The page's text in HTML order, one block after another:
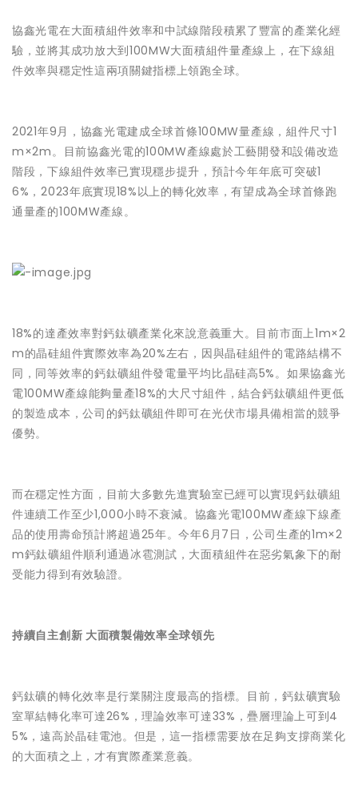
協鑫光電在大面積組件效率和中試線階段積累了豐富的產業化經
驗，並將其成功放大到100MW大面積組件量產線上，在下線組
件效率與穩定性這兩項關鍵指標上領跑全球。
2021年9月，協鑫光電建成全球首條100MW量產線，組件尺寸1
m×2m。目前協鑫光電的100MW產線處於工藝開發和設備改造
階段，下線組件效率已實現穩步提升，預計今年年底可突破1
6%，2023年底實現18%以上的轉化效率，有望成為全球首條跑
通量產的100MW產線。
18%的達產效率對鈣鈦礦產業化來說意義重大。目前市面上1m×2
m的晶硅組件實際效率為20%左右，因與晶硅組件的電路結構不
同，同等效率的鈣鈦礦組件發電量平均比晶硅高5%。如果協鑫光
電100MW產線能夠量產18%的大尺寸組件，結合鈣鈦礦組件更低
的製造成本，公司的鈣鈦礦組件即可在光伏市場具備相當的競爭
優勢。
而在穩定性方面，目前大多數先進實驗室已經可以實現鈣鈦礦組
件連續工作至少1,000小時不衰減。協鑫光電100MW產線下線產
品的使用壽命預計將超過25年。今年6月7日，公司生產的1m×2
m鈣鈦礦組件順利通過冰雹測試，大面積組件在惡劣氣象下的耐
受能力得到有效驗證。
持續自主創新 大面積製備效率全球領先
鈣鈦礦的轉化效率是行業關注度最高的指標。目前，鈣鈦礦實驗
室單結轉化率可達26%，理論效率可達33%，疊層理論上可到4
5%，遠高於晶硅電池。但是，這一指標需要放在足夠支撐商業化
的大面積之上，才有實際產業意義。